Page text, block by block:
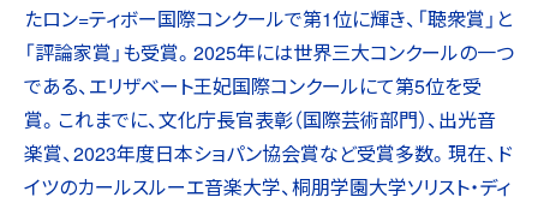
たロン=ティボー国際コンクールで第1位に輝き、「聴衆賞」と
「評論家賞」も受賞。2025年には世界三大コンクールの一つ
である、エリザベート王妃国際コンクールにて第5位を受
賞。これまでに、文化庁長官表彰（国際芸術部門）、出光音
楽賞、2023年度日本ショパン協会賞など受賞多数。現在、ド
イツのカールスルーエ音楽大学、桐朋学園大学ソリスト・ディ